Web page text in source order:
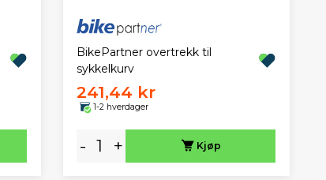
BikePartner overtrekk til
sykkelkurv
241,44 kr
1-2 hverdager
- + Kjøp